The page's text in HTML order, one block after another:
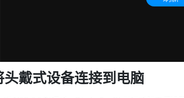
头戴式设备连接到电脑